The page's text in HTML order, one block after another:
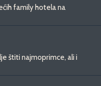
family hotela na
štiti najmoprimce, ali i